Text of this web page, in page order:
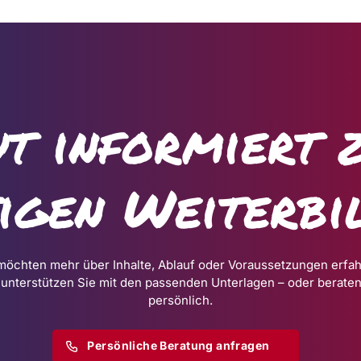
informiert
mehr über Inhalte, Ablauf oder Voraussetzungen
Sie mit den passenden Unterlagen – oder
persönlich.
Persönliche Beratung anfragen